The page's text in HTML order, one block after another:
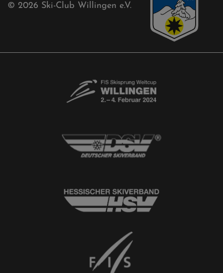
Free-Willis gesucht!
Ski-Club Willingen e.V.